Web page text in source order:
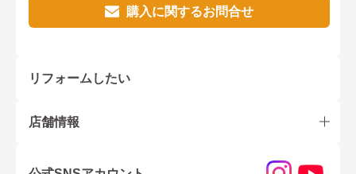
購入に関するお問合せ
リフォームしたい
店舗情報